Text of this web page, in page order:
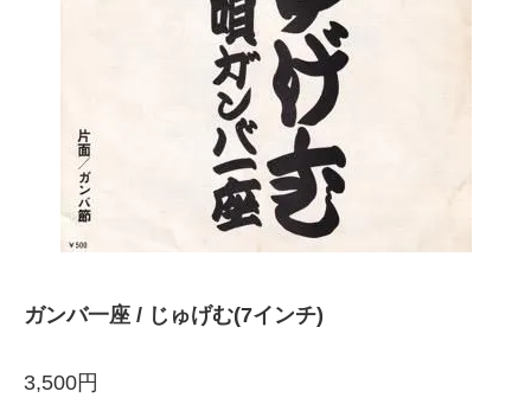
ガンバ一座 / じゅげむ(7インチ)
3,500円